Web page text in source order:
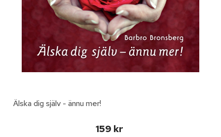
Älska dig själv - ännu mer!
159 kr